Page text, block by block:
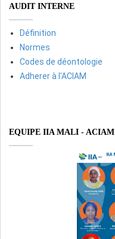
AUDIT INTERNE
Définition
Normes
Codes de déontologie
Adherer à l'ACIAM
EQUIPE IIA MALI - ACIAM